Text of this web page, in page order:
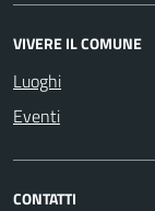
VIVERE IL COMUNE
Luoghi
Eventi
CONTATTI